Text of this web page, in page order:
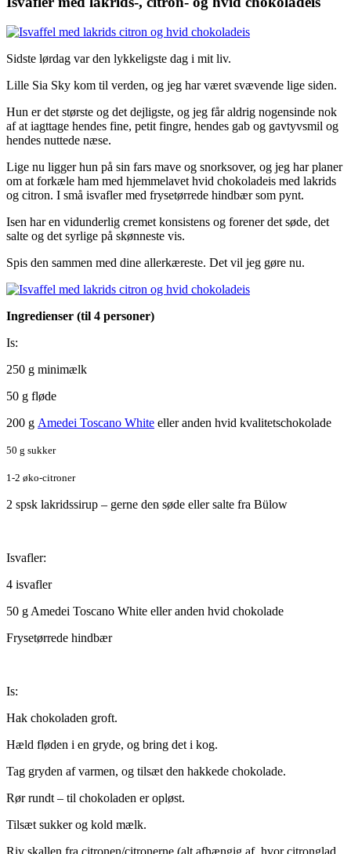
Sidste lørdag var den lykkeligste dag i mit liv.
Lille Sia Sky kom til verden, og jeg har været svævende lige siden.
Hun er det største og det dejligste, og jeg får aldrig nogensinde nok
af at iagttage hendes fine, petit fingre, hendes gab og gavtyvsmil og
hendes nuttede næse.
Lige nu ligger hun på sin fars mave og snorksover, og jeg har planer
om at forkæle ham med hjemmelavet hvid chokoladeis med lakrids
og citron. I små isvafler med frysetørrede hindbær som pynt.
Isen har en vidunderlig cremet konsistens og forener det søde, det
salte og det syrlige på skønneste vis.
Spis den sammen med dine allerkæreste. Det vil jeg gøre nu.
Ingredienser (til 4 personer)
Is:
250 g minimælk
50 g fløde
200 g Amedei Toscano White eller anden hvid kvalitetschokolade
50 g sukker
1-2 øko-citroner
2 spsk lakridssirup – gerne den søde eller salte fra Bülow
Isvafler:
4 isvafler
50 g Amedei Toscano White eller anden hvid chokolade
Frysetørrede hindbær
Is:
Hak chokoladen groft.
Hæld fløden i en gryde, og bring det i kog.
Tag gryden af varmen, og tilsæt den hakkede chokolade.
Rør rundt – til chokoladen er opløst.
Tilsæt sukker og kold mælk.